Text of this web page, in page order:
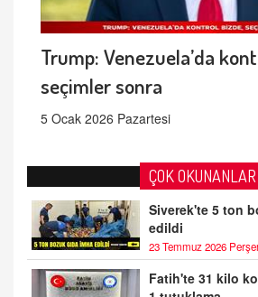
Trump: Venezuela’da
seçimler sonra
5 Ocak 2026 Pazartesi
ÇOK OKUNANLAR
Siverek'te 5 ton
edildi
23 Temmuz 2026
Fatih'te 31 kilo